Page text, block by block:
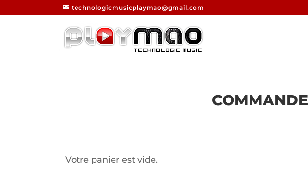
technologicmusicplaymao@gmail.com
COMMANDE
Votre panier est vide.